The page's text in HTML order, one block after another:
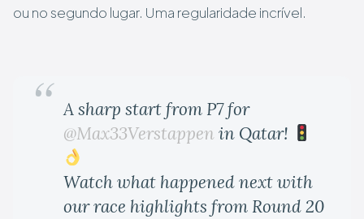
ou no segundo lugar. Uma regularidade incrível.
A sharp start from P7 for
@Max33Verstappen in Qatar!
Watch what happened next with
our race highlights from Round 20